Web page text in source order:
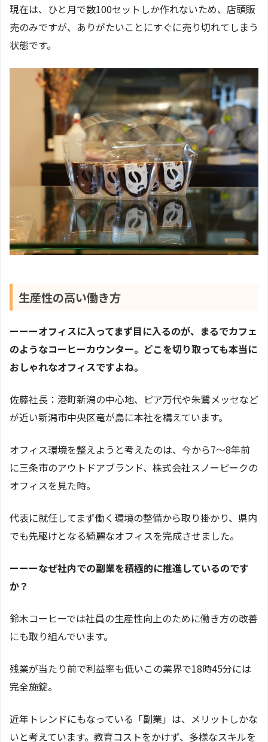
現在は、ひと月で数100セットしか作れないため、店頭販
売のみですが、ありがたいことにすぐに売り切れてしまう
状態です。
生産性の高い働き方
ーーーオフィスに入ってまず目に入るのが、まるでカフェ
のようなコーヒーカウンター。どこを切り取っても本当に
おしゃれなオフィスですよね。
佐藤社長：港町新潟の中心地、ピア万代や朱鷺メッセなど
が近い新潟市中央区竜が島に本社を構えています。
オフィス環境を整えようと考えたのは、今から7〜8年前
に三条市のアウトドアブランド、株式会社スノーピークの
オフィスを見た時。
代表に就任してまず働く環境の整備から取り掛かり、県内
でも先駆けとなる綺麗なオフィスを完成させました。
ーーーなぜ社内での副業を積極的に推進しているのです
か？
鈴木コーヒーでは社員の生産性向上のために働き方の改善
にも取り組んでいます。
残業が当たり前で利益率も低いこの業界で18時45分には
完全施錠。
近年トレンドにもなっている「副業」は、メリットしかな
いと考えています。教育コストをかけず、多様なスキルを